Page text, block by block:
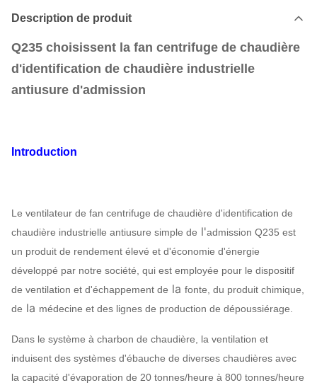
Description de produit
Q235 choisissent la fan centrifuge de chaudière
d'identification de chaudière industrielle
antiusure d'admission
Introduction
Le ventilateur de fan centrifuge de chaudière d'identification de
chaudière industrielle antiusure simple de l'admission Q235 est
un produit de rendement élevé et d'économie d'énergie
développé par notre société, qui est employée pour le dispositif
de ventilation et d'échappement de la fonte, du produit chimique,
de la médecine et des lignes de production de dépoussiérage.
Dans le système à charbon de chaudière, la ventilation et
induisent des systèmes d'ébauche de diverses chaudières avec
la capacité d'évaporation de 20 tonnes/heure à 800 tonnes/heure